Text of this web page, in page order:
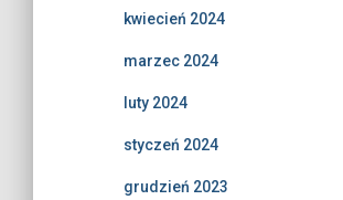
kwiecień 2024
marzec 2024
luty 2024
styczeń 2024
grudzień 2023